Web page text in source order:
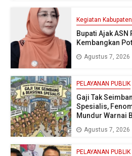
Kegiatan
Bupati Ajak
Kembangkan
Agustus 7, 2026
PELAYANAN PUBLIK
Gaji Tak
Spesialis,
Mundur Warnai
Agustus 7, 2026
PELAYANAN PUBLIK